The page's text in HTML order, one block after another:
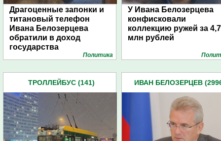
Драгоценные запонки и
титановый телефон
Ивана Белозерцева
обратили в доход
государства
Политика
У Ивана Белозерцева
конфисковали
коллекцию ружей за 4,7
млн рублей
ТРОЛЛЕЙБУС (141) ИВАН БЕЛОЗЕРЦЕВ